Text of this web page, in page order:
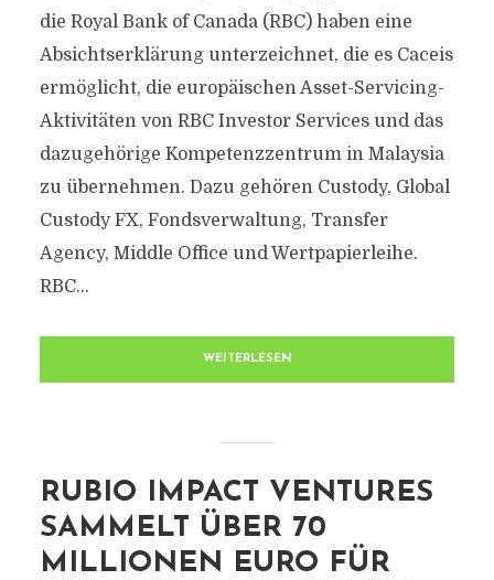
die Royal Bank of Canada (RBC) haben eine
Absichtserklärung unterzeichnet, die es Caceis
ermöglicht, die europäischen Asset-Servicing-
Aktivitäten von RBC Investor Services und das
dazugehörige Kompetenzzentrum in Malaysia
zu übernehmen. Dazu gehören Custody, Global
Custody FX, Fondsverwaltung, Transfer
Agency, Middle Office und Wertpapierleihe.
RBC...
WEITERLESEN
RUBIO IMPACT VENTURES
SAMMELT ÜBER 70
MILLIONEN EURO FÜR